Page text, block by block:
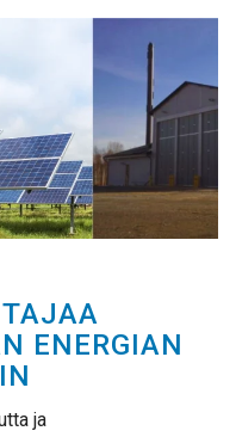
ENERGIAN
ja